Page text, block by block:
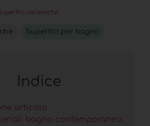
ceramiche
Superfici per bagno
Indice
articolo
bagno contemporaneo: